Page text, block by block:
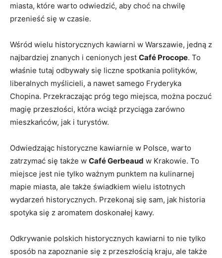
miasta, które warto odwiedzić, aby choć na chwilę
przenieść się ⁣w czasie.
Wśród wielu historycznych kawiarni w Warszawie, jedną z
najbardziej znanych i cenionych jest Café ⁢Procope. To
właśnie⁣ tutaj odbywały się‍ liczne spotkania polityków,
liberalnych‌ myślicieli, a nawet samego⁢ Fryderyka
Chopina. Przekraczając próg tego miejsca, można poczuć
magię przeszłości, która wciąż​ przyciąga zarówno
mieszkańców, jak i turystów.
Odwiedzając historyczne‍ kawiarnie w Polsce, warto
zatrzymać się także w Café Gerbeaud w Krakowie. ‍To
miejsce jest nie tylko ważnym punktem na kulinarnej
mapie miasta, ale także świadkiem wielu istotnych
wydarzeń historycznych. Przekonaj się sam, jak historia
spotyka się z aromatem doskonałej kawy.
Odkrywanie polskich historycznych‍ kawiarni⁢ to nie tylko
sposób‌ na zapoznanie się z przeszłością ‌kraju, ⁣ale ⁤także